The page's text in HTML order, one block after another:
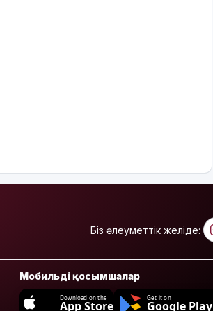
Біз әлеуметтік желіде:
Мобильді қосымшалар
Download on the
App Store
Get it on
Google Play